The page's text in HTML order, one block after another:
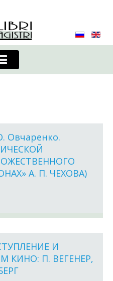
Включить/
выключить
навигацию
и публикации
Учредители
Овчаренко.
А. П. ЧЕХОВА)
И
КИНО: П. ВЕГЕНЕР,